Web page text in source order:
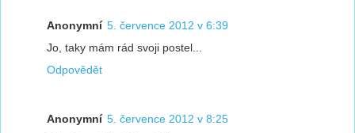
Anonymní 5. července 2012 v 6:39
Jo, taky mám rád svoji postel...
Odpovědět
Anonymní 5. července 2012 v 8:25